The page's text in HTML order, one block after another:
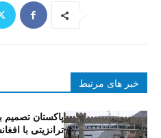
خبر های مرتبط
پاکستان
ترانزیتی با